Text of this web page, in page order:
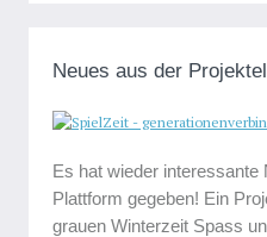
Neues aus der
Es hat wieder interessante
Plattform gegeben! Ein
grauen Winterzeit Spass